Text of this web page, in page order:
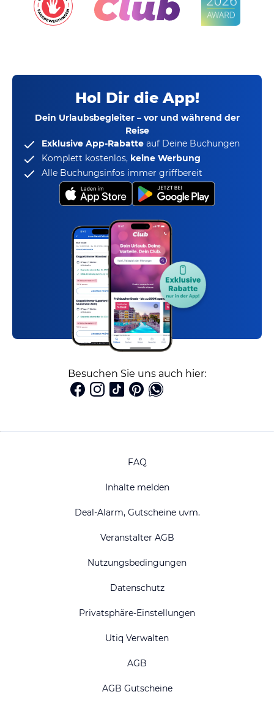
Hol Dir die App!
Dein Urlaubsbegleiter – vor und während der
Reise
Exklusive App-Rabatte auf Deine Buchungen
Komplett kostenlos, keine Werbung
Alle Buchungsinfos immer griffbereit
Besuchen Sie uns auch hier:
FAQ
Inhalte melden
Deal-Alarm, Gutscheine uvm.
Veranstalter AGB
Nutzungsbedingungen
Datenschutz
Privatsphäre-Einstellungen
Utiq Verwalten
AGB
AGB Gutscheine